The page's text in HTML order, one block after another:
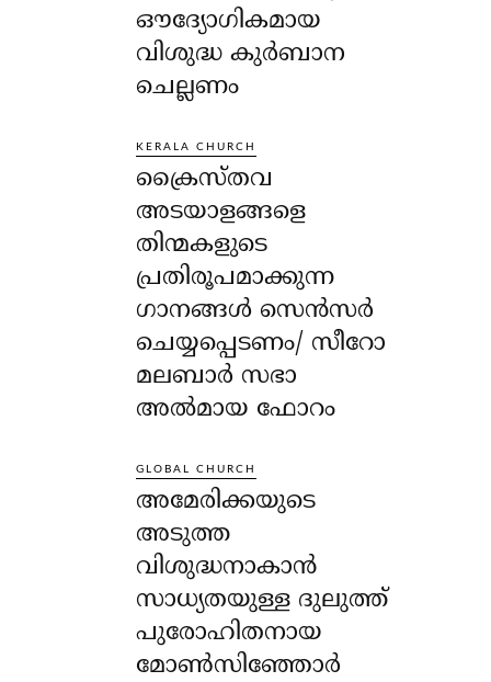
ഔദ്യോഗികമായ
വിശുദ്ധ കുർബാന
ചെല്ലണം
KERALA CHURCH
ക്രൈസ്തവ
അടയാളങ്ങളെ
തിന്മകളുടെ
പ്രതിരൂപമാക്കുന്ന
ഗാനങ്ങൾ സെൻസർ
ചെയ്യപ്പെടണം/ സീറോ
മലബാർ സഭാ
അൽമായ ഫോറം
GLOBAL CHURCH
അമേരിക്കയുടെ
അടുത്ത
വിശുദ്ധനാകാൻ
സാധ്യതയുള്ള ദുലുത്ത്
പുരോഹിതനായ
മോൺസിഞ്ഞോർ